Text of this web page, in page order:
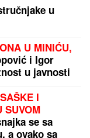
u
U MINIĆU,
i Igor
u javnosti
I
SUVOM
se sa
a ovako sa